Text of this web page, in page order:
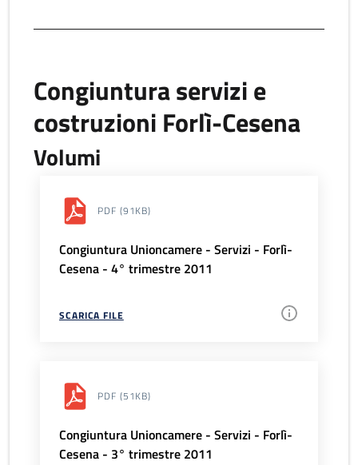
Congiuntura servizi e
costruzioni Forlì-Cesena
Volumi
PDF (91KB)
Congiuntura Unioncamere - Servizi - Forlì-
Cesena - 4° trimestre 2011
SCARICA FILE
PDF (51KB)
Congiuntura Unioncamere - Servizi - Forlì-
Cesena - 3° trimestre 2011